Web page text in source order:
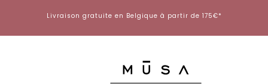
contenu
Livraison gratuite en Belgique à partir de 175€*